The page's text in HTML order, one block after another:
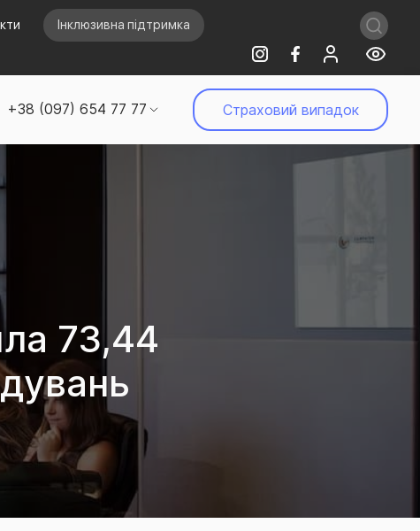
Інклюзивна підтримка
+38 (097) 654 77 77 Страховий випадок
73,44